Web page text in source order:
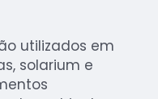
utilizados em
solarium e